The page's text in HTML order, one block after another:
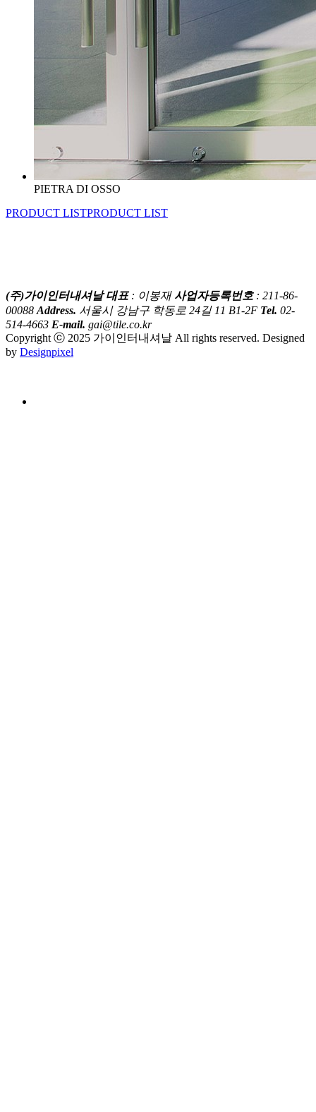
PIETRA DI OSSO
PRODUCT LISTPRODUCT LIST
(주)가이인터내셔날 대표: 이봉재 사업자등록번호: 211-86-
00088 Address. 서울시 강남구 학동로 24길 11 B1-2F Tel. 02-
514-4663 E-mail. gai@tile.co.kr
Copyright ⓒ 2025 가이인터내셔날 All rights reserved. Designed
by Designpixel